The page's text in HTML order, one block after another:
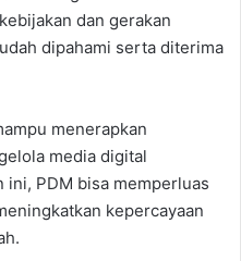
dan gerakan
dipahami serta diterima
menerapkan
media digital
ini, PDM bisa memperluas
kepercayaan